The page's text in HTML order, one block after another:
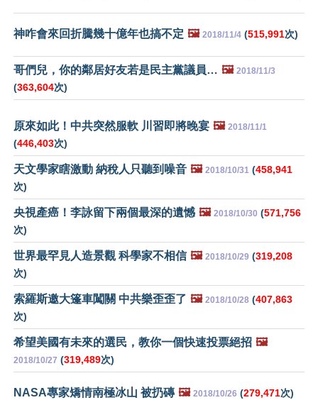
神咋會來回折騰幾十億年也搞不定 🖼️ 2018/11/4 (515,991次)
哥們兒，你的鄰居好友若是民主黨議員… 🖼️ 2018/11/3
(363,604次)
原來如此！中共突然服軟 川習即將晚宴 🖼️ 2018/11/1
(446,403次)
天文學家瞎激動 納稅人只聽到噪音 🖼️ 2018/10/31 (458,941
次)
央視產癌！李詠留下兩個最深的遺憾 🖼️ 2018/10/30 (571,756
次)
世界最罕見人造景觀 科學家不相信 🖼️ 2018/10/29 (319,208
次)
索羅斯邀大篷車闖關 中共樂歪歪了 🖼️ 2018/10/28 (407,863
次)
希望美國有未來的選民，教你一個快速投票絕招 🖼️
2018/10/27 (319,489次)
NASA專家矯情南極冰山 被扔磚 🖼️ 2018/10/26 (279,471次)